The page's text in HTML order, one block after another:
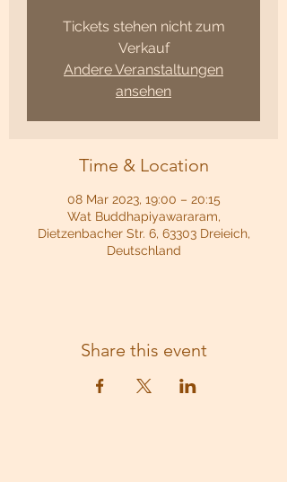
Tickets stehen nicht zum
Verkauf
Andere Veranstaltungen
ansehen
Time & Location
08 Mar 2023, 19:00 – 20:15
Wat Buddhapiyawararam,
Dietzenbacher Str. 6, 63303 Dreieich,
Deutschland
Share this event